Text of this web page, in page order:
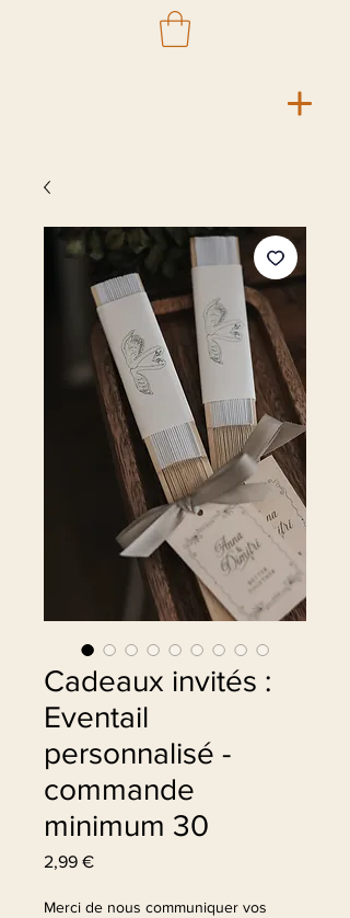
Cadeaux invités :
Eventail
personnalisé -
commande
minimum 30
2,99 €Prix
Merci de nous communiquer vos